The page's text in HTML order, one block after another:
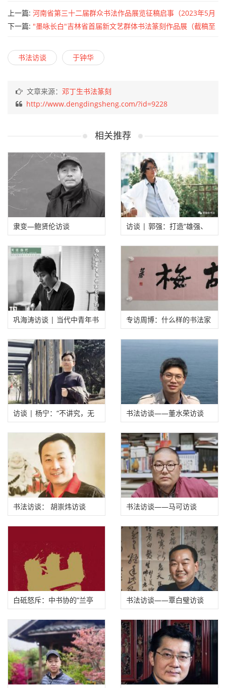
上一篇: 河南省第三十二届群众书法作品展览征稿启事（2023年5月
10日截稿）
下一篇: "墨咏长白"吉林省首届新文艺群体书法篆刻作品展（截稿至
书法访谈 于钟华
文章来源： 邓丁生书法篆刻
http://www.dengdingsheng.com/?id=9228
相关推荐
隶变—鲍贤伦访谈
访谈 | 郭强：打造“雄强、
苍深、开放、包容”的地域
书风
巩海涛访谈 | 当代中青年书
画篆刻家创作档案
专访周博：什么样的书法家
才是真正的书法家
访谈 | 杨宁：“不讲究，无
艺术”
书法访谈——董水荣访谈
书法访谈： 胡崇炜访谈 书法访谈——马可访谈
白砥怒斥：中书协的“兰亭
奖”就没有出现过能引领时
代的书法家和作品
书法访谈——覃白璧访谈